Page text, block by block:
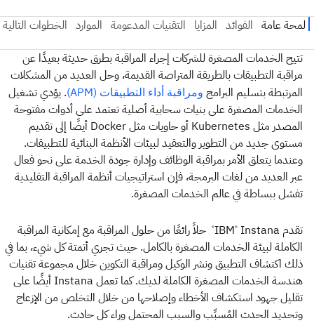
تتيح الخدمات المصغرة للشركات إجراء المراقبة بطرق حديثة بعيدًا عن
مراقبة التطبيقات بالطريقة المتراصة القديمة، وحل العديد من المشكلات
المرتبطة بتسليم البرامج ومراقبة أداء التطبيقات (APM)
. يؤدي تشغيل
الخدمات المصغرة على بنيات سحابية أصلية تعتمد على أدوات مفتوحة
المصدر مثل Kubernetes أو حاويات مثل Docker أيضًا إلى تقديم
مستوى جديد من التطوير والتعقيد لبيئات الأنظمة البنائية للتطبيقات.
وعندما يتعلق الأمر بمراقبة الوظائف وإدارة جودة الخدمة على نحو فعال
عبر العديد من لغات البرمجة، فإن استراتيجيات أنظمة المراقبة التقليدية
تفشل ببساطة في عالم الخدمات المصغرة.
تقدم IBM ® Instana
®
حلاً رائعًا من حلول المراقبة مع إمكانية المراقبة
الكاملة لبيئة الخدمات المصغرة بالكامل. حيث تجري أتمتة كل شيء، بما في
ذلك اكتشاف التطبيق ونشر الوكيل ومراقبة التكوين خلال مجموعة تقنيات
هندسة الخدمات المصغرة الكاملة لديك. كما تعمل Instana أيضًا على
تقليل جهود استكشاف الأخطاء وإصلاحها من خلال التخلص من الإزعاج
وتحديد الحدث المُسبِّب والسبب المحتمل وراء كل حادث.